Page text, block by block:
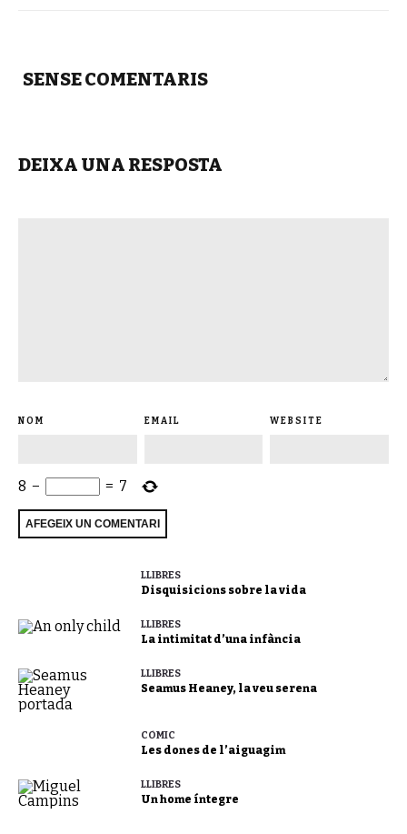
SENSE COMENTARIS
DEIXA UNA RESPOSTA
NOM EMAIL WEBSITE
8 − = 7
LLIBRES
Disquisicions sobre la vida
LLIBRES
La intimitat d’una infància
LLIBRES
Seamus Heaney, la veu serena
CÒMIC
Les dones de l’aiguagim
LLIBRES
Un home íntegre